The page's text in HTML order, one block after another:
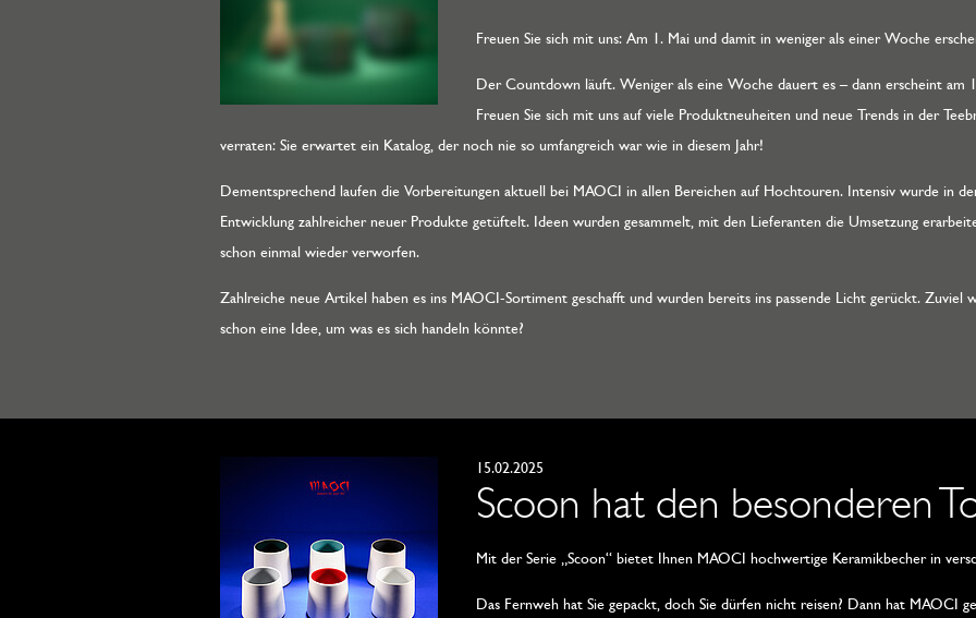
Freuen Sie sich mit uns: Am 1. Mai und damit in weniger als einer Woche
Der Countdown läuft. Weniger als eine Woche dauert es – dann erscheint am
Freuen Sie sich mit uns auf viele Produktneuheiten und neue Trends in der
verraten: Sie erwartet ein Katalog, der noch nie so umfangreich war wie in diesem Jahr!
Dementsprechend laufen die Vorbereitungen aktuell bei MAOCI in allen Bereichen auf Hochtouren. Intensiv wurde in
Entwicklung zahlreicher neuer Produkte getüftelt. Ideen wurden gesammelt, mit den Lieferanten die Umsetzung
schon einmal wieder verworfen.
Zahlreiche neue Artikel haben es ins MAOCI-Sortiment geschafft und wurden bereits ins passende Licht gerückt. Zuviel
schon eine Idee, um was es sich handeln könnte?
15.02.2025
Scoon hat den besonderen
Mit der Serie „Scoon“ bietet Ihnen MAOCI hochwertige Keramikbecher in
Das Fernweh hat Sie gepackt, doch Sie dürfen nicht reisen? Dann hat MAOCI